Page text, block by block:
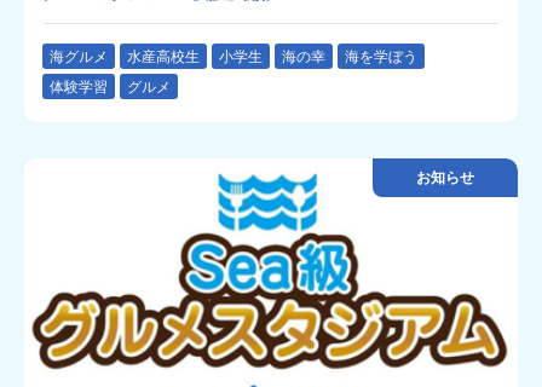
海グルメ 水産高校生 小学生 海の幸
海を学ぼう
体験学習
グルメ
お知らせ